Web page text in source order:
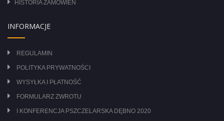
HISTORIA ZAMÓWIEŃ
INFORMACJE
REGULAMIN
POLITYKA PRYWATNOŚCI
WYSYŁKA I PŁATNOŚĆ
FORMULARZ ZWROTU
I KONFERENCJA PSZCZELARSKA DĘBNO 2020